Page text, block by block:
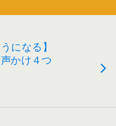
になる】
かけ４つ